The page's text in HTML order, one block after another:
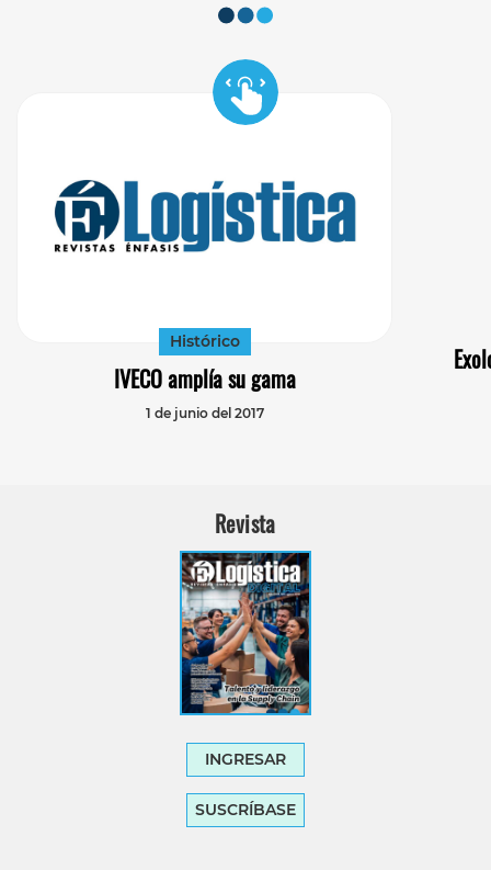
Histórico
IVECO amplía su gama
1 de junio del 2017
Revista
INGRESAR
SUSCRÍBASE